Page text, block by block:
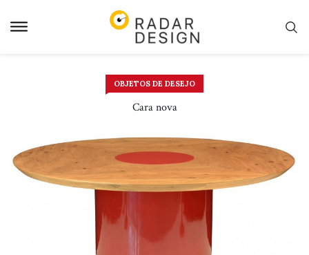
para
OBJETOS DE DESEJO
Cara nova